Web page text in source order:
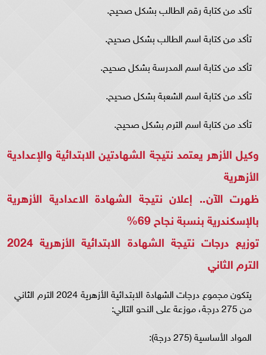
تأكد من كتابة رقم الطالب بشكل صحيح.
تأكد من كتابة اسم الطالب بشكل صحيح.
تأكد من كتابة اسم المدرسة بشكل صحيح.
تأكد من كتابة اسم الشعبة بشكل صحيح.
تأكد من كتابة اسم الترم بشكل صحيح.
وكيل الأزهر يعتمد نتيجة الشهادتين الابتدائية والإعدادية
الأزهرية
ظهرت الآن.. إعلان نتيجة الشهادة الاعدادية الأزهرية
بالإسكندرية بنسبة نجاح 69%
توزيع درجات نتيجة الشهادة الابتدائية الأزهرية 2024
الترم الثاني
يتكون مجموع درجات الشهادة الابتدائية الأزهرية 2024 الترم الثاني
من 275 درجة، موزعة على النحو التالي:
المواد الأساسية (275 درجة):